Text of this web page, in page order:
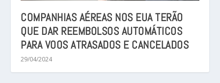
COMPANHIAS AÉREAS NOS EUA TERÃO
QUE DAR REEMBOLSOS AUTOMÁTICOS
PARA VOOS ATRASADOS E CANCELADOS
29/04/2024